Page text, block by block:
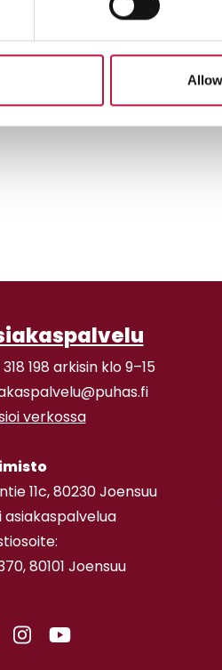
318 198 arkisin klo 9–15
verkossa
11c, 80230 Joensuu
asiakaspalvelua
80101 Joensuu